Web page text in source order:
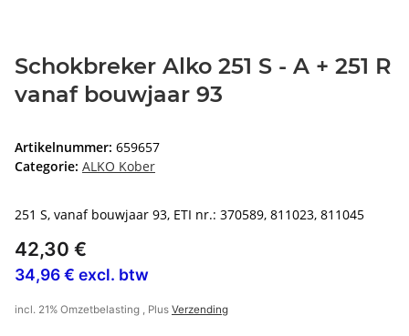
Schokbreker Alko 251 S - A + 251 R
vanaf bouwjaar 93
Artikelnummer: 659657
Categorie: ALKO Kober
251 S, vanaf bouwjaar 93, ETI nr.: 370589, 811023, 811045
42,30 €
34,96 € excl. btw
incl. 21% Omzetbelasting , Plus Verzending